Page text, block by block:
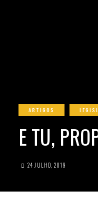
ARTIGOS
E TU,
24 JULHO, 2019